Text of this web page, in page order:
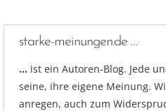
starke-meinungen.de …
… ist ein Autoren-Blog. Jede
seine, ihre eigene Meinung.
anregen, auch zum